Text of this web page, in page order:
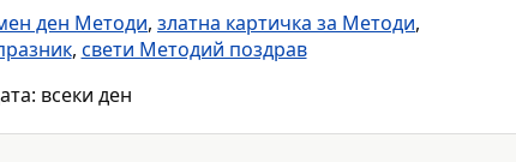
ден Методи, златна картичка за Методи,
, свети Методий поздрав
всеки ден